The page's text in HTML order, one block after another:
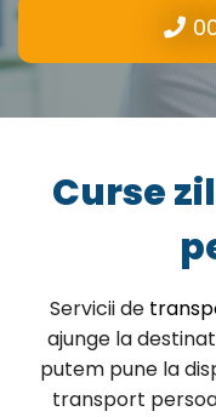
Curse
Servicii de
ajunge la
putem pune la
transport